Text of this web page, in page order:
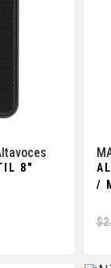
8″
/
$